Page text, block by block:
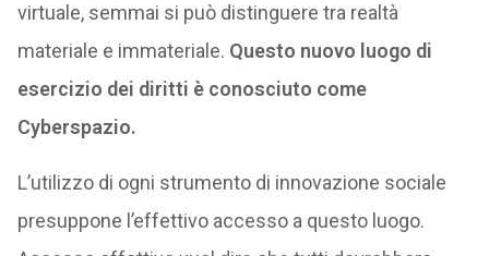
virtuale, semmai si può distinguere tra realtà
materiale e immateriale. Questo nuovo luogo di
esercizio dei diritti è conosciuto come
Cyberspazio.
L’utilizzo di ogni strumento di innovazione sociale
presuppone l’effettivo accesso a questo luogo.